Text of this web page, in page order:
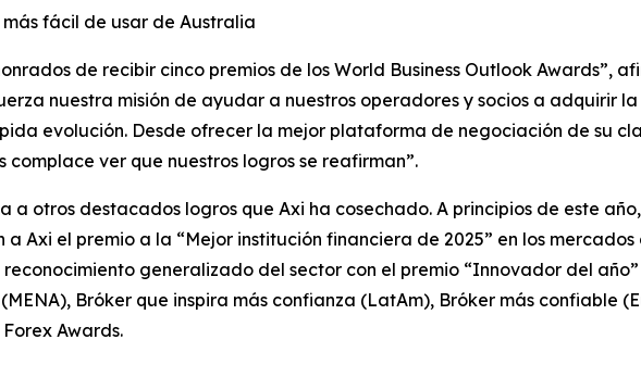
fácil de usar de Australia
de recibir cinco premios de los World Business Outlook Awards”,
nuestra misión de ayudar a nuestros operadores y socios a adquirir
evolución. Desde ofrecer la mejor plataforma de negociación de su
complace ver que nuestros logros se reafirman”.
a otros destacados logros que Axi ha cosechado. A principios de este
Axi el premio a la “Mejor institución financiera de 2025” en los
generalizado del sector con el premio “Innovador del
Bróker que inspira más confianza (LatAm), Bróker más confiable
Awards.